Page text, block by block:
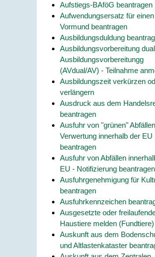
Aufstiegs-BAföG beantragen
Aufwendungsersatz für einen
Vormund beantragen
Ausbildungsduldung
Ausbildungsvorbereitung
Ausbildungsvorbereitungg
(AVdual/AV) - Teilnahme
Ausbildungszeit verkürzen
verlängern
Ausdruck aus dem
beantragen
Ausfuhr von "grünen"
Verwertung innerhalb der EU
beantragen
Ausfuhr von Abfällen
EU - Notifizierung beantragen
Ausfuhrgenehmigung für
beantragen
Ausfuhrkennzeichen
Ausgesetzte oder
Haustiere melden (Fundtiere)
Auskunft aus dem
und Altlastenkataster